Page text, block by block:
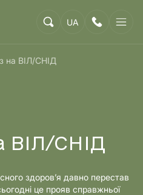
UA
на ВІЛ/СНІД
ВІЛ/СНІД
здоров’я давно перестав
це прояв справжньої